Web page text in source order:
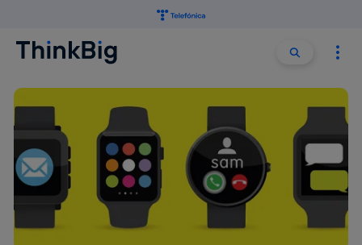
Buscar